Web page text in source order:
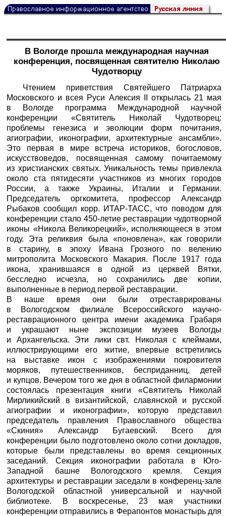
В Вологде прошла международная научная
конференция, посвященная святителю Николаю
Чудотворцу
Чтением приветствия Святейшего Патриарха
Московского и всея Руси Алексия II открылась 21 мая
в Вологде программа Международной научной
конференции «Святитель Николай Чудотворец:
проблемы генезиса и эволюции форм почитания,
агиографии, иконографии, архитектурные ансамбли».
Это первая в мире встреча историков, богословов,
искусствоведов, посвященная самому почитаемому
из христианских святых. Уникальность темы привлекла
около ста пятидесяти участников из многих городов
России, а также Украины, Италии и Германии.
Председатель оргкомитета, профессор Александр
Рыбаков сообщил корр. ИТАР-ТАСС, что поводом для
конференции стало 450-летие реставрации чудотворной
иконы «Никола Великорецкий», исполняющееся в этом
году. Эта реликвия была «поновлена», как говорили
в старину, в эпоху Ивана Грозного по велению
митрополита Московского Макария. После 1917 года
икона, хранившаяся в одной из церквей Вятки,
бесследно исчезла, но сохранились две копии,
выполненные в период первой реставрации.
В наше время они были отреставрированы
в Вологодском филиале Всероссийского научно-
реставрационного центра имени академика Грабаря
и украшают ныне экспозиции музеев Вологды
и Архангельска. Эти лики свт. Николая с клеймами,
иллюстрирующими его житие, впервые встретились
на выставке икон с изображениями покровителя
моряков, путешественников, бесприданниц, детей
и купцов. Вечером того же дня в областной филармонии
состоялась презентация книги «Святитель Николай
Мирликийский в византийской, славянской и русской
агиографии и иконографии», которую представил
председатель правления Православного общества
«Скиния» Александр Бугаевский. Всего для
конференции было подготовлено около сотни докладов,
которые были представлены во время секционных
заседаний. Секция иконографии работала в Юго-
Западной башне Вологодского кремля. Секция
архитектуры и реставрации заседали в конференц-зале
Вологодской областной универсальной и научной
библиотеке. В воскресенье, 23 мая участники
конференции отправились в Ферапонтов монастырь для